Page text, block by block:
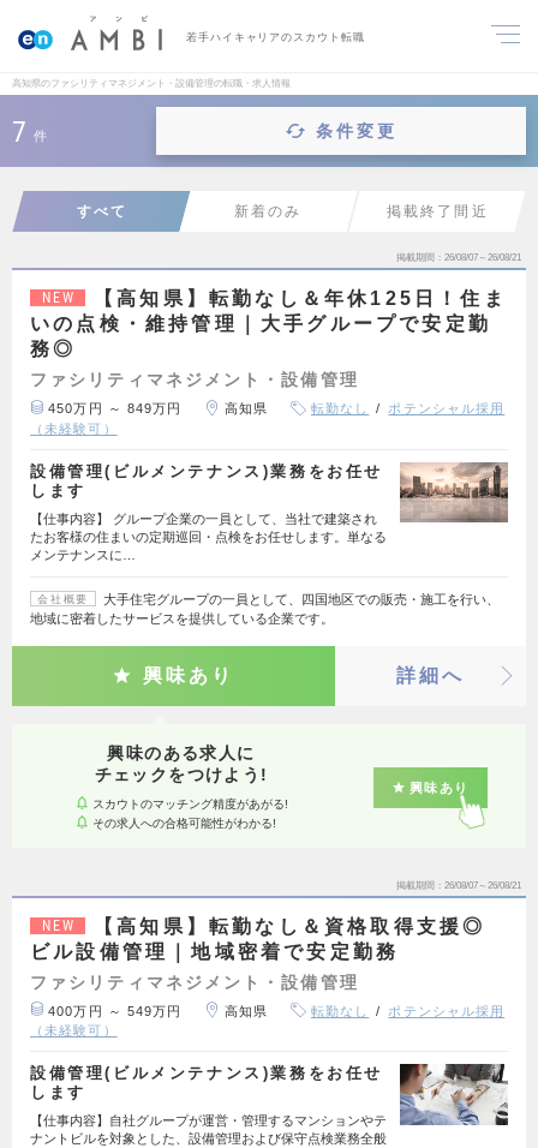
若手ハイキャリアのスカウト転職
高知県のファシリティマネジメント・設備管理の転職・求人情報
7 件 条件変更
すべて 新着のみ 掲載終了間近
掲載期間 26/08/07～26/08/21
NEW
【高知県】転勤なし＆年休125日！住ま
いの点検・維持管理｜大手グループで安定勤
務◎
ファシリティマネジメント・設備管理
450万円 ～ 849万円 高知県 転勤なし
ポテンシャル採用
（未経験可）
設備管理(ビルメンテナンス)業務をお任せ
します
【仕事内容】 グループ企業の一員として、当社で建築され
たお客様の住まいの定期巡回・点検をお任せします。単なる
メンテナンスに…
会社概要
大手住宅グループの一員として、四国地区での販売・施工を行い、
地域に密着したサービスを提供している企業です。
興味あり 詳細へ
興味のある求人に
チェックをつけよう!
スカウトのマッチング精度があがる!
その求人への合格可能性がわかる!
興味あり
掲載期間 26/08/07～26/08/21
NEW
【高知県】転勤なし＆資格取得支援◎
ビル設備管理｜地域密着で安定勤務
ファシリティマネジメント・設備管理
400万円 ～ 549万円 高知県 転勤なし
ポテンシャル採用
（未経験可）
設備管理(ビルメンテナンス)業務をお任せ
します
【仕事内容】自社グループが運営・管理するマンションやテ
ナントビルを対象とした、設備管理および保守点検業務全般